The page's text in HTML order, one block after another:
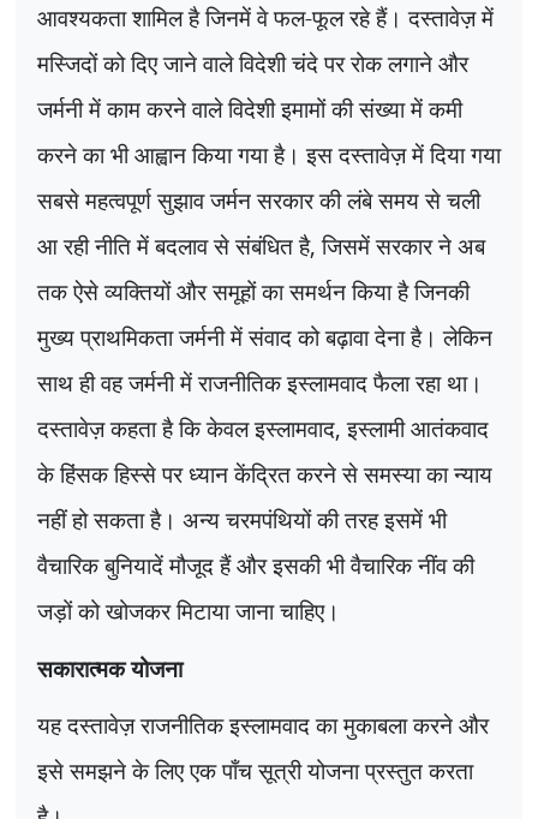
आवश्यकता शामिल है जिनमें वे फल-फूल रहे हैं। दस्तावेज़ में
मस्जिदों को दिए जाने वाले विदेशी चंदे पर रोक लगाने और
जर्मनी में काम करने वाले विदेशी इमामों की संख्या में कमी
करने का भी आह्वान किया गया है। इस दस्तावेज़ में दिया गया
सबसे महत्वपूर्ण सुझाव जर्मन सरकार की लंबे समय से चली
आ रही नीति में बदलाव से संबंधित है,जिसमें सरकार ने अब
तक ऐसे व्यक्तियों और समूहों का समर्थन किया है जिनकी
मुख्य प्राथमिकता जर्मनी में संवाद को बढ़ावा देना है। लेकिन
साथ ही वह जर्मनी में राजनीतिक इस्लामवाद फैला रहा था।
दस्तावेज़ कहता है कि केवल इस्लामवाद,इस्लामी आतंकवाद
के हिंसक हिस्से पर ध्यान केंद्रित करने से समस्या का न्याय
नहीं हो सकता है। अन्य चरमपंथियों की तरह इसमें भी
वैचारिक बुनियादें मौजूद हैं और इसकी भी वैचारिक नींव की
जड़ों को खोजकर मिटाया जाना चाहिए।
सकारात्मक योजना
यह दस्तावेज़ राजनीतिक इस्लामवाद का मुकाबला करने और
इसे समझने के लिए एक पाँच सूत्री योजना प्रस्तुत करता